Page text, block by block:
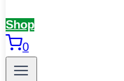
Shop
0